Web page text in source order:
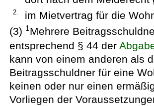
2.
im Mietvertrag für die
(3) 1Mehrere
entsprechend § 44 der
kann von einem anderen als
Beitragsschuldner für eine
keinen oder nur einen
Vorliegen der